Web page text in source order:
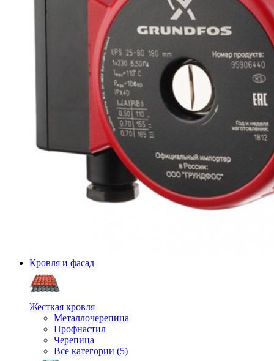
Кровля и фасад
Жесткая кровля
Металлочерепица
Профнастил
Черепица
Все категории (5)